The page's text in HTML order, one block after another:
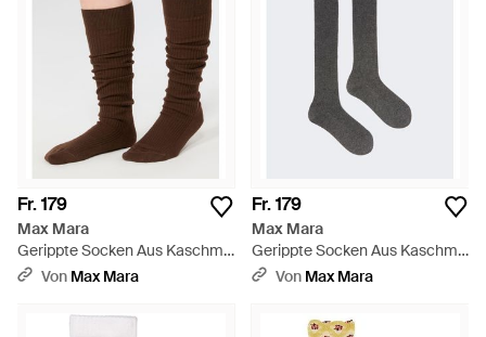
Fr. 179
Max Mara
Gerippte Socken Aus Kaschmir
- Braun
Von Max Mara
Fr. 179
Max Mara
Gerippte Socken Aus Kaschmir
- Weiß
Von Max Mara